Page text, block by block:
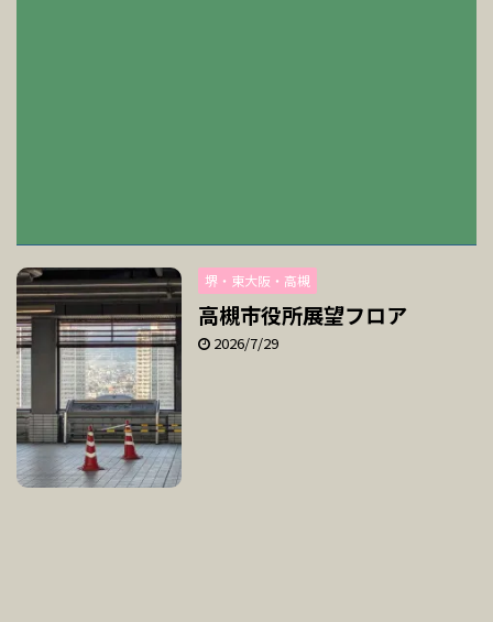
堺・東大阪・高槻
高槻市役所展望フロア
2026/7/29